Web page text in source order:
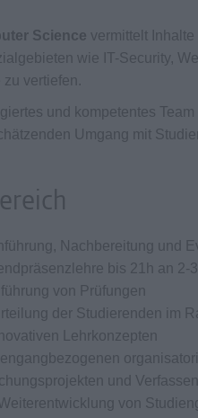
Science vermittelt
wie IT-Security,
vertiefen.
und kompetentes
Umgang mit
Nachbereitung und
bis 21h an
von Prüfungen
der Studierenden im
Lehrkonzepten
und
von